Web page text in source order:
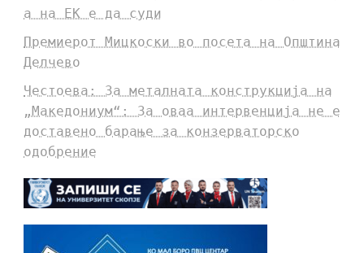
а на ЕК е да суди
Премиерот Мицкоски во посета на Општина
Делчево
Честоева: За металната конструкција на
„Македониум“: За оваа интервенција не е
доставено барање за конзерваторско
одобрение